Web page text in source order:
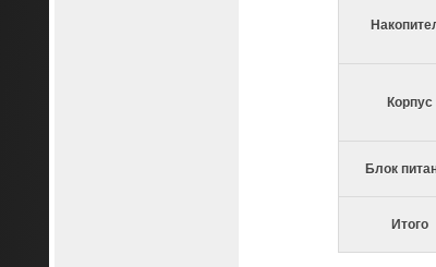
Корпус
Блок
Итого